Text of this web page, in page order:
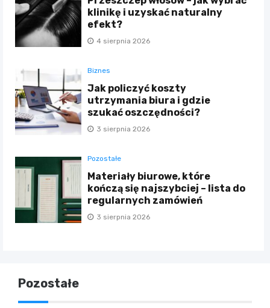
klinikę i uzyskać naturalny
efekt?
4 sierpnia 2026
Biznes
Jak policzyć koszty
utrzymania biura i gdzie
szukać oszczędności?
3 sierpnia 2026
Pozostałe
Materiały biurowe, które
kończą się najszybciej – lista do
regularnych zamówień
3 sierpnia 2026
Pozostałe